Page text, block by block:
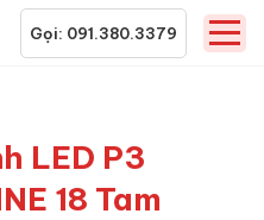
Gọi: 091.380.3379
LED P3
18 Tam